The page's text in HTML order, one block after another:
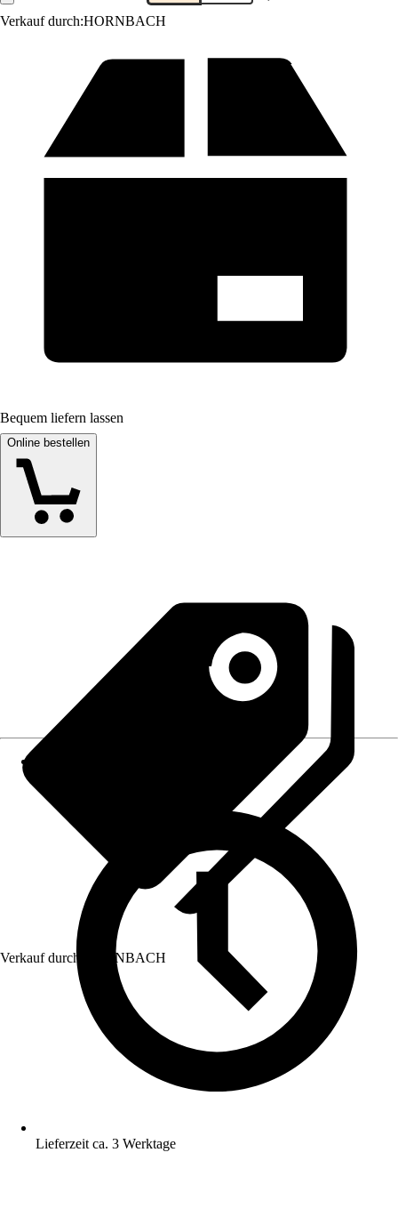
Verkauf durch:HORNBACH
Bequem liefern lassen
Online bestellen
Verkauf durch: HORNBACH
Lieferzeit ca. 3 Werktage